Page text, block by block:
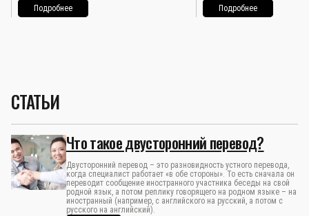
Подробнее Подробнее
СТАТЬИ
Что такое двусторонний перевод?
Двусторонний перевод – это разновидность устного перевода,
когда специалист работает «в обе стороны». То есть сначала он
переводит сообщение иностранного участника беседы на свой
родной язык, а потом реплику говорящего на родном языке – на
иностранный (например, с английского на русский, а потом с
русского на английский).